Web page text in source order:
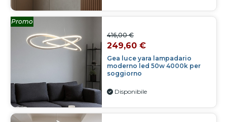
Gea luce yara lampadario
moderno led 50w 4000k per
soggiorno
416,00 €
249,60 €
Disponibile
Promo